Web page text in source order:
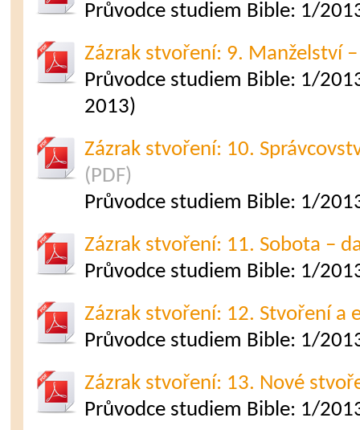
Průvodce studiem Bible: 1/
Zázrak stvoření: 9. Manželství
Průvodce studiem Bible: 1/
2013)
Zázrak stvoření: 10.
(PDF)
Průvodce studiem Bible: 1/
Zázrak stvoření: 11. Sobota –
Průvodce studiem Bible: 1/
Zázrak stvoření: 12. Stvoření a
Průvodce studiem Bible: 1/
Zázrak stvoření: 13. Nové
Průvodce studiem Bible: 1/